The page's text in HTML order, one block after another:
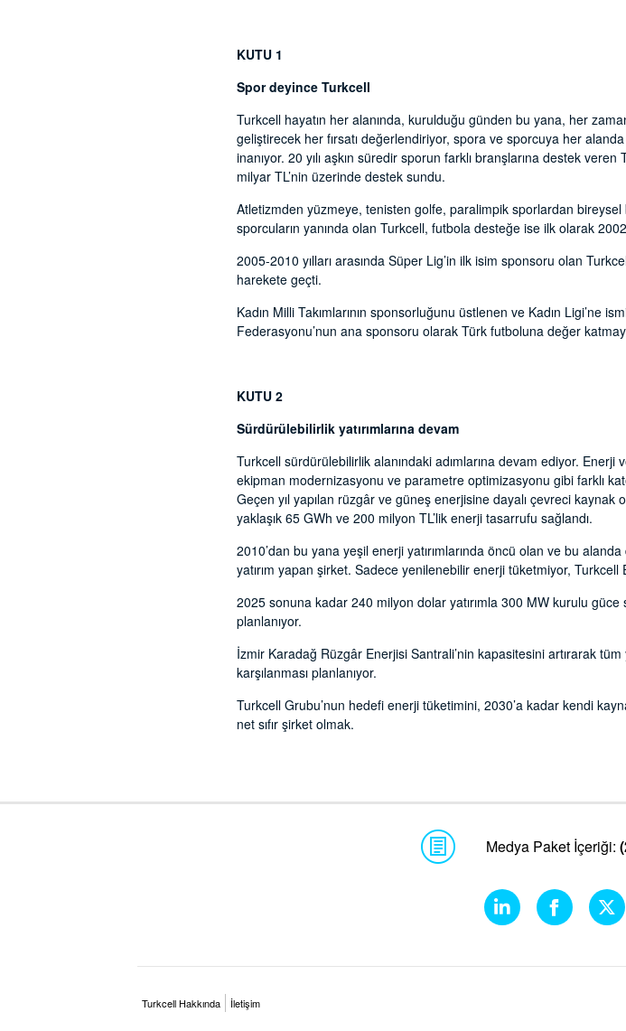
KUTU 1
Spor deyince Turkcell
Turkcell hayatın her alanında, kurulduğu günden bu yana, her
geliştirecek her fırsatı değerlendiriyor, spora ve sporcuya her
inanıyor. 20 yılı aşkın süredir sporun farklı branşlarına destek
milyar TL’nin üzerinde destek sundu.
Atletizmden yüzmeye, tenisten golfe, paralimpik sporlardan
sporcuların yanında olan Turkcell, futbola desteğe ise ilk olarak
2005-2010 yılları arasında Süper Lig’in ilk isim sponsoru olan
harekete geçti.
Kadın Milli Takımlarının sponsorluğunu üstlenen ve Kadın Ligi’ne
Federasyonu’nun ana sponsoru olarak Türk futboluna değer
KUTU 2
Sürdürülebilirlik yatırımlarına devam
Turkcell sürdürülebilirlik alanındaki adımlarına devam ediyor. Enerji
ekipman modernizasyonu ve parametre optimizasyonu gibi farklı
Geçen yıl yapılan rüzgâr ve güneş enerjisine dayalı çevreci kaynak
yaklaşık 65 GWh ve 200 milyon TL’lik enerji tasarrufu sağlandı.
2010’dan bu yana yeşil enerji yatırımlarında öncü olan ve bu
yatırım yapan şirket. Sadece yenilenebilir enerji tüketmiyor,
2025 sonuna kadar 240 milyon dolar yatırımla 300 MW kurulu
planlanıyor.
İzmir Karadağ Rüzgâr Enerjisi Santrali’nin kapasitesini artırarak tüm
karşılanması planlanıyor.
Turkcell Grubu’nun hedefi enerji tüketimini, 2030’a kadar kendi
net sıfır şirket olmak.
Medya Paket İçeriği:
Turkcell Hakkında İletişim